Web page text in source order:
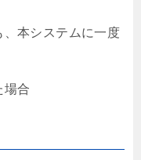
本システムに一度
場合